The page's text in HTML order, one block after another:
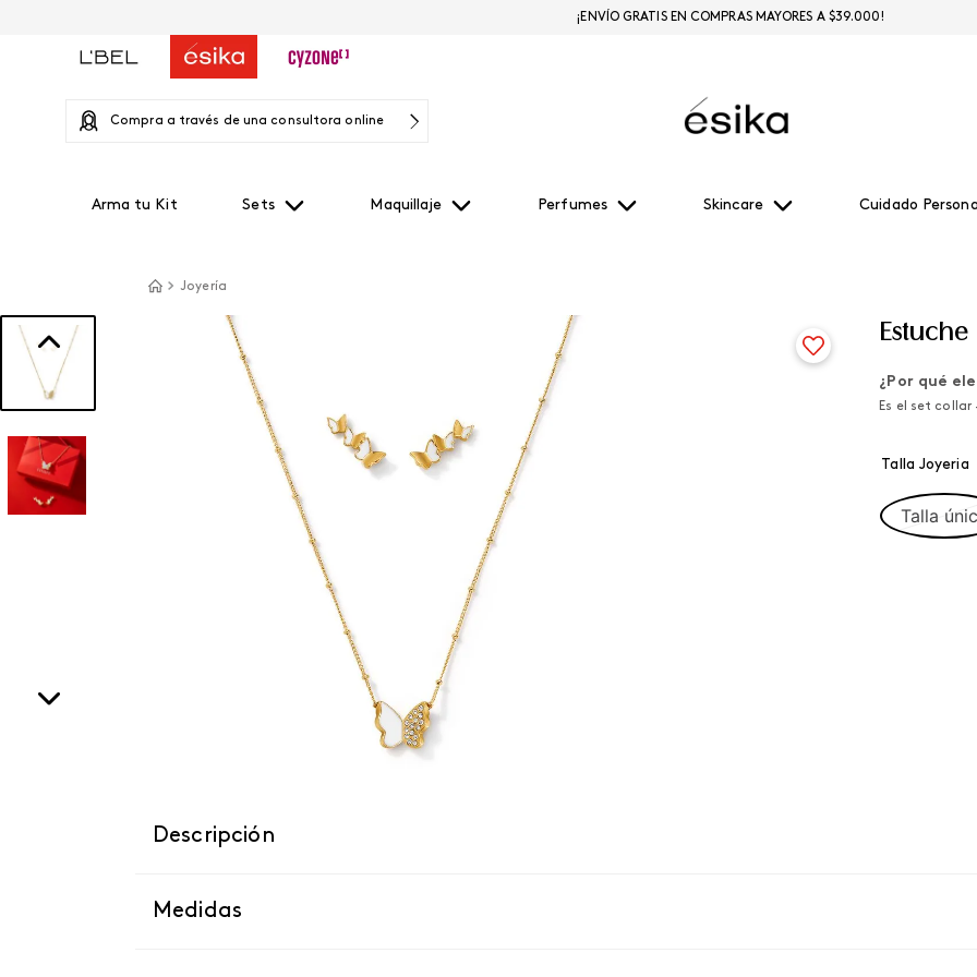
Compra a través de una consultora online
Arma tu Kit Sets Maquillaje Perfumes Skincare Cuidado
¡ENVÍO GRATIS EN COMPRAS MAYORES A $39.000!
Joyería
¿Por qué
Es el set
Talla Joyeria
Talla
Descripción
Medidas